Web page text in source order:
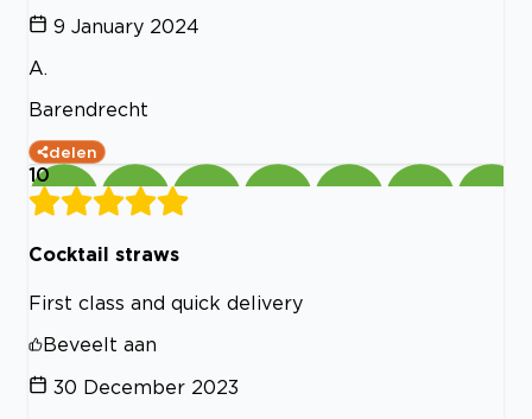
9 January 2024
A.
Barendrecht
delen
10
Cocktail straws
First class and quick delivery
Beveelt aan
30 December 2023